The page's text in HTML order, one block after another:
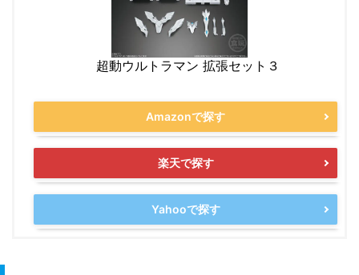
超動ウルトラマン 拡張セット３
Amazonで探す
楽天で探す
Yahooで探す